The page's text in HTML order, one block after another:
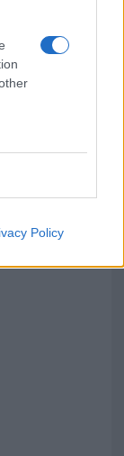
Policy